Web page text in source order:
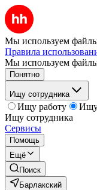
Мы используем файлы
Правила
Мы используем
Понятно
Ищу сотрудника
Ищу работу
Ищу
Ищу сотрудника
Сервисы
Помощь
Ещё
Поиск
Барлакский